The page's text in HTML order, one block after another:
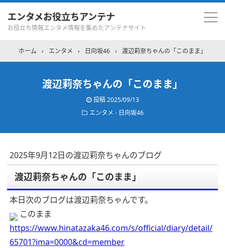
エンタメお役立ちアンテナ
お役立ち情報エンタメ情報を集めたアンテナサイト
ホーム › エンタメ › 日向坂46 › 渡辺莉奈ちゃんの「このまま」
渡辺莉奈ちゃんの「このまま」
投稿2025/09/13
エンタメ - 日向坂46
2025年9月12日の渡辺莉奈ちゃんのブログ
渡辺莉奈ちゃんの「このまま」
本日次のブログは渡辺莉奈ちゃんです。
このまま
https://www.hinatazaka46.com/s/official/diary/detail/
65701?ima=0000&cd=member